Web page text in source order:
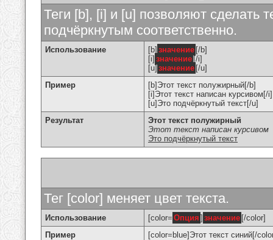
Теги [b], [i] и [u] позволяют сделать
подчёркнутым соответственно.
Использование [b] значение [/b]
[i] значение [/i]
[u] значение [/u]
Пример
[b]Этот текст полужирный[/b]
[i]Этот текст написан курсивом[/i]
[u]Это подчёркнутый текст[/u]
Результат
Этот текст полужирный
Этот текст написан курсивом
Это подчёркнутый текст
Тег [color] меняет цвет текста.
Использование [color= Опция ] значение [/color]
Пример
[color=blue]Этот текст синий[/